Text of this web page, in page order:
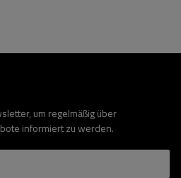
um regelmäßig über
informiert zu werden.